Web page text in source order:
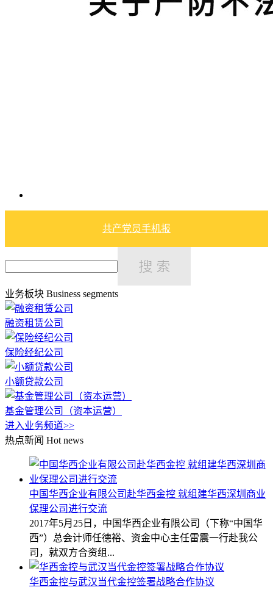
共产党员手机报
业务板块 Business segments
融资租赁公司
保险经纪公司
小额贷款公司
基金管理公司（资本运营）
进入业务频道>>
热点新闻 Hot news
中国华西企业有限公司赴华西金控 就组建华西深圳商业
保理公司进行交流
2017年5月25日，中国华西企业有限公司（下称“中国华
西”）总会计师任德裕、资金中心主任雷震一行赴我公
司，就双方合资组...
华西金控与武汉当代金控签署战略合作协议